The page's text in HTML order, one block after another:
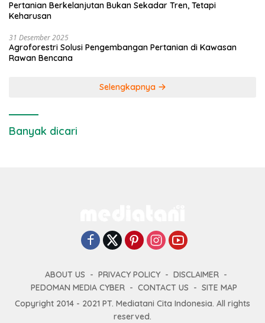
Pertanian Berkelanjutan Bukan Sekadar Tren, Tetapi
Keharusan
31 Desember 2025
Agroforestri Solusi Pengembangan Pertanian di Kawasan
Rawan Bencana
Selengkapnya
Banyak dicari
ABOUT US PRIVACY POLICY
DISCLAIMER
PEDOMAN MEDIA CYBER
CONTACT US
SITE MAP
Copyright 2014 - 2021 PT. Mediatani Cita Indonesia. All rights
reserved.